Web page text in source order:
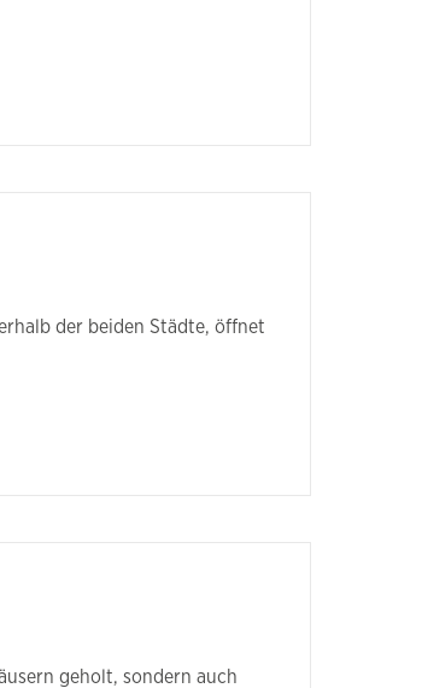
der beiden Städte, öffnet
geholt, sondern auch